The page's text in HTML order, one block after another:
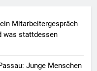
Mitarbeitergespräch
was stattdessen
Junge Menschen